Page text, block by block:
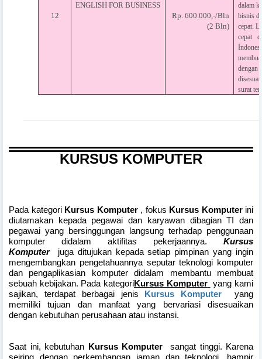
12
ENGLISH FOR BUSINESS
Rp. 600.000,-/Bln
(2 Bln)
dalam
bisnis
cepat.
cepat
dengan
surat
KURSUS KOMPUTER
Pada kategori Kursus Komputer , fokus Kursus Komputerini
diutamakan kepada pegawai dan karyawan dibagian TI dan
pegawai yang bersinggungan langsung terhadap penggunaan
komputer didalam aktifitas pekerjaannya. Kursus
Komputer
juga ditujukan kepada setiap pimpinan yang ingin
mengembangkan pengetahuannya seputar teknologi komputer
dan pengaplikasian komputer didalam membantu membuat
sebuah kebijakan. Pada kategoriKursus Komputer yang kami
sajikan, terdapat berbagai jenis Kursus Komputer
yang
memiliki tujuan dan manfaat yang bervariasi disesuaikan
dengan kebutuhan perusahaan atau instansi.
Saat ini, kebutuhan Kursus Komputer
sangat tinggi. Karena
seiring dengan perkembangan jaman dan teknologi, hampir